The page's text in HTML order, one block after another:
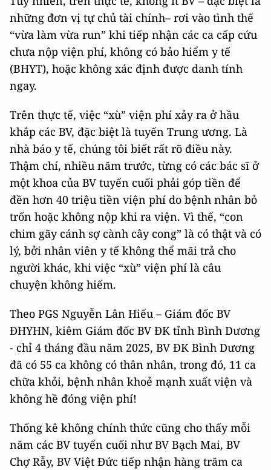
những đơn vị tự chủ tài chính– rơi vào tình thế
“vừa làm vừa run” khi tiếp nhận các ca cấp cứu
chưa nộp viện phí, không có bảo hiểm y tế
(BHYT), hoặc không xác định được danh tính
ngay.
Trên thực tế, việc “xù” viện phí xảy ra ở hầu
khắp các BV, đặc biệt là tuyến Trung ương. Là
nhà báo y tế, chúng tôi biết rất rõ điều này.
Thậm chí, nhiều năm trước, từng có các bác sĩ ở
một khoa của BV tuyến cuối phải góp tiền để
đền hơn 40 triệu tiền viện phí do bệnh nhân bỏ
trốn hoặc không nộp khi ra viện. Vì thế, “con
chim gãy cánh sợ cành cây cong” là có thật và có
lý, bởi nhân viên y tế không thể mãi trả cho
người khác, khi việc “xù” viện phí là câu
chuyện không hiếm.
Theo PGS Nguyễn Lân Hiếu – Giám đốc BV
ĐHYHN, kiêm Giám đốc BV ĐK tỉnh Bình Dương
- chỉ 4 tháng đầu năm 2025, BV ĐK Bình Dương
đã có 55 ca không có thân nhân, trong đó, 11 ca
chữa khỏi, bệnh nhân khoẻ mạnh xuất viện và
không hề đóng viện phí!
Thống kê không chính thức cũng cho thấy mỗi
năm các BV tuyến cuối như BV Bạch Mai, BV
Chợ Rẫy, BV Việt Đức tiếp nhận hàng trăm ca